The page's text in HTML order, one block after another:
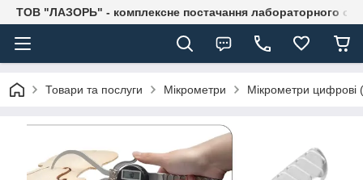
ТОВ "ЛАЗОРЬ" - комплексне постачання лабораторного
Товари та послуги Мікрометри Мікрометри